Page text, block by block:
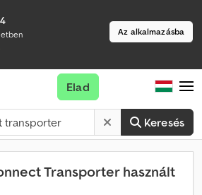
Az alkalmazásba
Keresés
Elad
Transporter használt